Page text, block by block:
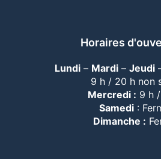
Horaires
Lundi – Mardi – Jeudi
9 h / 20 h non
Mercredi : 9 h
Samedi :
Dimanche :